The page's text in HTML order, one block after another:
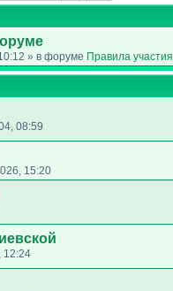
» в форуме Правила участия
08:59
15:20
12:24